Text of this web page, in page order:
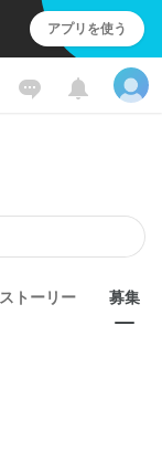
アプリを使う
ストーリー 募集